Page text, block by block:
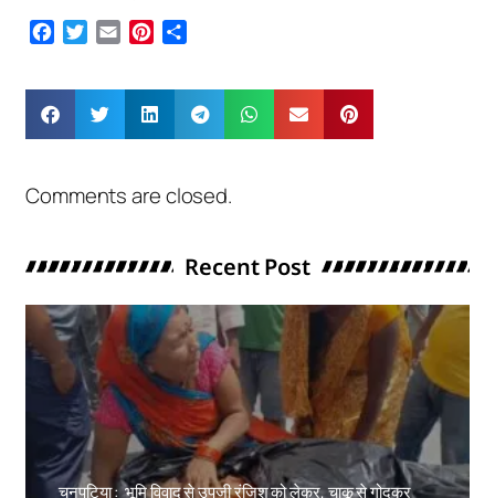
Facebook
Twitter
Email Pinterest
Comments are closed.
Recent Post
चनपटिया : भूमि विवाद से उपजी रंजिश को लेकर, चाकू से गोदकर